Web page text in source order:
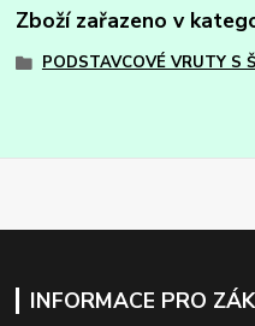
Zboží zařazeno v
PODSTAVCOVÉ VRUTY S
INFORMACE PRO